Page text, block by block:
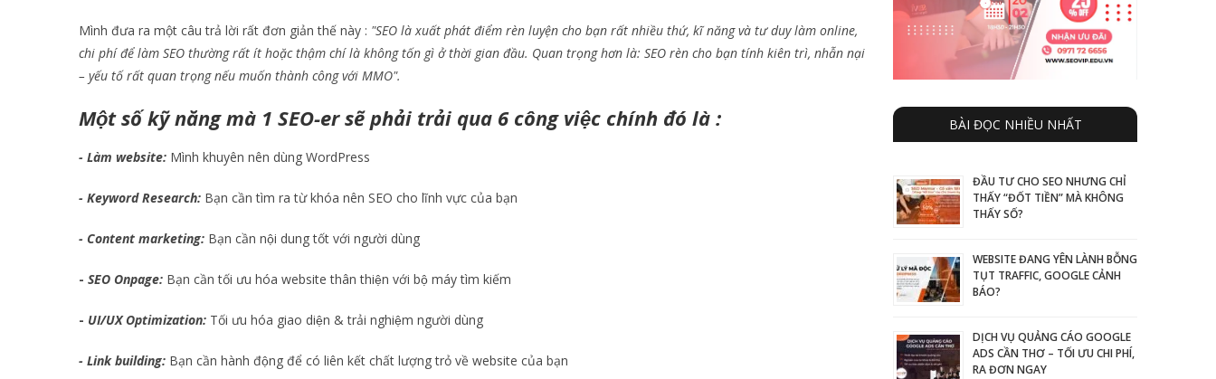
Mình đưa ra một câu trả lời rất đơn giản thế này : "SEO là xuất phát điểm rèn luyện cho bạn rất nhiều thứ, kĩ năng và tư duy làm online,
chi phí để làm SEO thường rất ít hoặc thậm chí là không tốn gì ở thời gian đầu. Quan trọng hơn là: SEO rèn cho bạn tính kiên trì, nhẫn nại
– yếu tố rất quan trọng nếu muốn thành công với MMO".
Một số kỹ năng mà 1 SEO-er sẽ phải trải qua 6 công việc chính đó là :
- Làm website: Mình khuyên nên dùng WordPress
- Keyword Research: Bạn cần tìm ra từ khóa nên SEO cho lĩnh vực của bạn
- Content marketing: Bạn cần nội dung tốt với người dùng
- SEO Onpage: Bạn cần tối ưu hóa website thân thiện với bộ máy tìm kiếm
- UI/UX Optimization: Tối ưu hóa giao diện & trải nghiệm người dùng
- Link building: Bạn cần hành động để có liên kết chất lượng trỏ về website của bạn
BÀI ĐỌC NHIỀU NHẤT
ĐẦU TƯ CHO SEO NHƯNG CHỈ
THẤY “ĐỐT TIỀN” MÀ KHÔNG
THẤY SỐ?
WEBSITE ĐANG YÊN LÀNH BỖNG
TỤT TRAFFIC, GOOGLE CẢNH
BÁO?
DỊCH VỤ QUẢNG CÁO GOOGLE
ADS CẦN THƠ – TỐI ƯU CHI PHÍ,
RA ĐƠN NGAY